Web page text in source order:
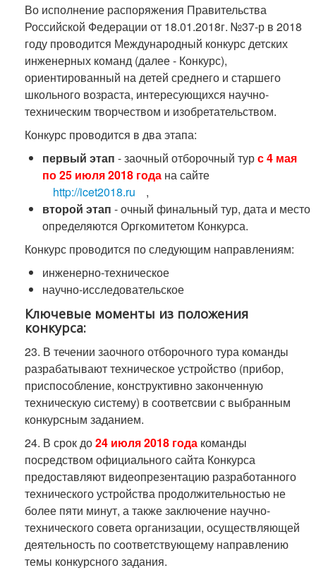
Во исполнение распоряжения Правительства
Российской Федерации от 18.01.2018г. №37-р в 2018
году проводится Международный конкурс детских
инженерных команд (далее - Конкурс),
ориентированный на детей среднего и старшего
школьного возраста, интересующихся научно-
техническим творчеством и изобретательством.
Конкурс проводится в два этапа:
первый этап - заочный отборочный турс 4 мая
по 25 июля 2018 года на сайте
http://icet2018.ru
,
второй этап - очный финальный тур, дата и место
определяются Оргкомитетом Конкурса.
Конкурс проводится по следующим направлениям:
инженерно-техническое
научно-исследовательское
Ключевые моменты из положения
конкурса:
23. В течении заочного отборочного тура команды
разрабатывают техническое устройство (прибор,
приспособление, конструктивно законченную
техническую систему) в соответсвии с выбранным
конкурсным заданием.
24. В срок до24 июля 2018 года команды
посредством официального сайта Конкурса
предоставляют видеопрезентацию разработанного
технического устройства продолжительностью не
более пяти минут, а также заключение научно-
технического совета организации, осуществляющей
деятельность по соответствующему направлению
темы конкурсного задания.